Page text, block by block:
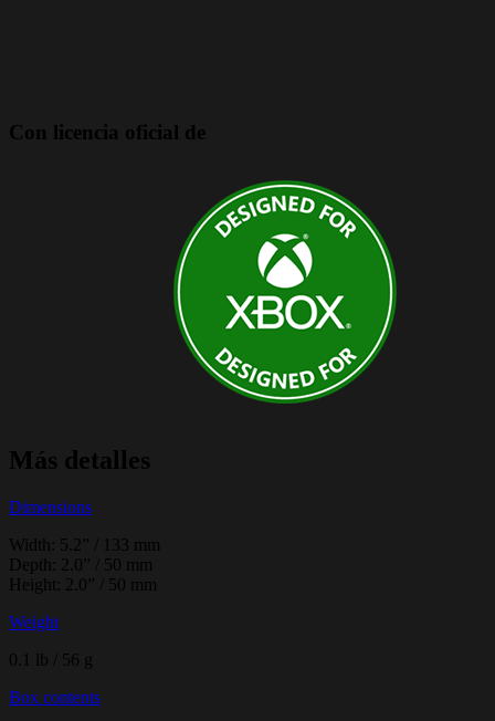
Con licencia oficial de
Más detalles
Dimensions
Width: 5.2” / 133 mm
Depth: 2.0” / 50 mm
Height: 2.0” / 50 mm
Weight
0.1 lb / 56 g
Box contents